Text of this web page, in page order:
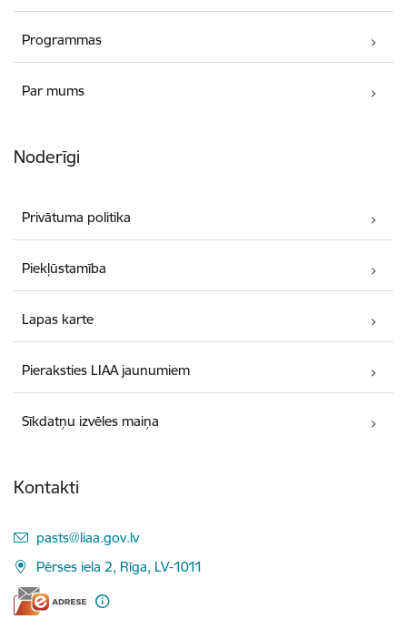
Programmas
Par mums
Noderīgi
Privātuma politika
Piekļūstamība
Lapas karte
Pieraksties LIAA jaunumiem
Sīkdatņu izvēles maiņa
Kontakti
E-pasts:
pasts@liaa.gov.lv
Pērses iela 2, Rīga, LV-1011